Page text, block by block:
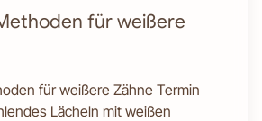
für weißere
für weißere Zähne Termin
Lächeln mit weißen